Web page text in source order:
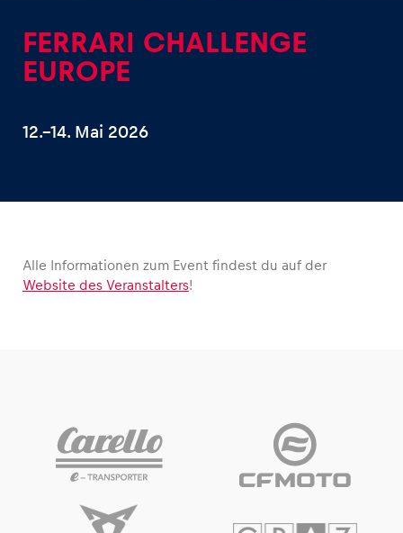
Erlebnisse
Fahrzeug
FERRARI CHALLENGE
EUROPE
12.–14. Mai 2026
Alle Informationen zum Event findest du auf der
Website des Veranstalters!